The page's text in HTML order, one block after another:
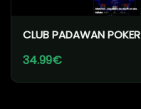
CLUB PADAWAN POKER
34.99€